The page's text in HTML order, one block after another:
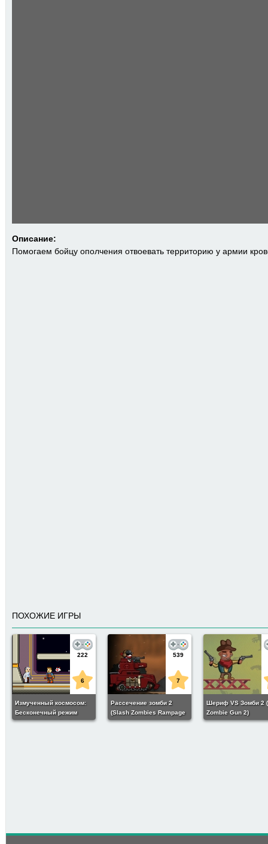
Описание:
Помогаем бойцу ополчения отвоевать территорию у армии
ПОХОЖИЕ ИГРЫ
222
6
Измученный космосом:
Бесконечный режим
(Spacejacked: Endless
539
7
Рассечение зомби 2
(Slash Zombies Rampage
2)
Шериф VS Зомби 2
Zombie Gun 2)